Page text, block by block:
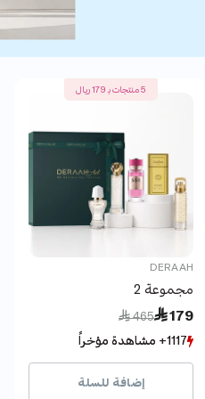
5 منتجات بـ 179 ريال
DERAAH
مجموعة 2
 179
Price reduced from
 465
1117+ مشاهدة مؤخراً
352+ بيع مؤخراً
1117+ مشاهدة مؤخراً
352+ بيع مؤخراً
إضافة للسلة